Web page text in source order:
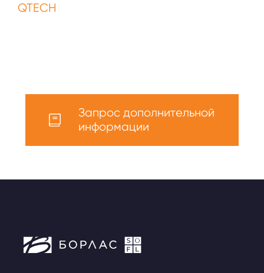
QTECH
Запрос дополнительной
информации